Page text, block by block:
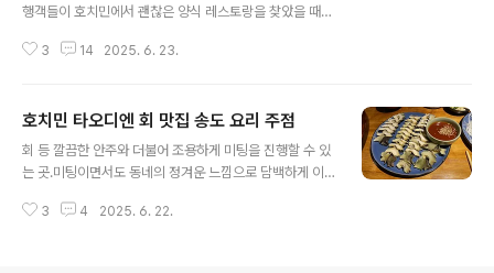
행객들이 호치민에서 괜찮은 양식 레스토랑을 찾았을 때에
나기 시작하면 슬슬 여행객들의 마인드가 변한다."베트남
야?" 혹은"야 3일째 되니까 안 되겠다. 칼칼한 한식 어디서
먹을 수 있어?"로 말이다. 그런데 호치민에 3일 이상 머무
른다면, 정말 그러한 '가성비 시티 투어'를 하는 것이 가장
치 카페라든지, 다양한 국가의 수준 높은 음식점들, 스테이
3 14 2025. 6. 23.
호치민 타오디엔 회 맛집 송도 요리 주점
회 등 깔끔한 안주와 더불어 조용하게 미팅을 진행할 수 있
는 곳.미팅이면서도 동네의 정겨운 느낌으로 담백하게 이
에서도 이런 장소를 찾을 수 있었다. 뭔가 외관부터 '숨겨진
3 4 2025. 6. 22.